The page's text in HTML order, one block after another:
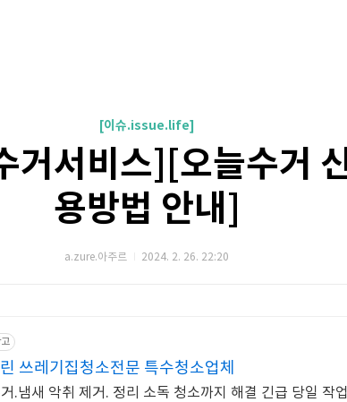
[이슈.issue.life]
거서비스][오늘수거
용방법 안내]
a.zure.아주르 2024. 2. 26. 22:20
쓰레기집청소전문 특수청소업체
.냄새 악취 제거. 정리 소독 청소까지 해결 긴급 당일 작